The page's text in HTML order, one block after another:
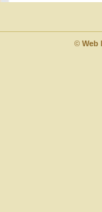
©Web